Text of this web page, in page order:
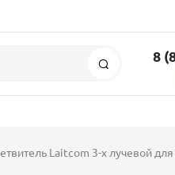
8
Laitcom 3-х лучевой